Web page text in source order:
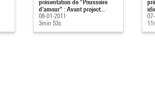
d'amour" : Avant project...
08-01-2011
3min 53s